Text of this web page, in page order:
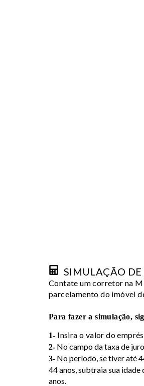
SIMULAÇÃO​ DE
Contate um corretor na
parcelamento do imóvel
Para fazer a simulação,
1- Insira o valor do
2- No campo da taxa de
3- No período,se tiver até
44 anos, subtraia sua idade
anos.